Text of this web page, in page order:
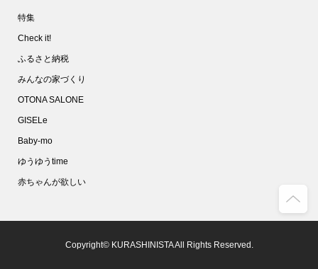
特集
Check it!
ふるさと納税
みんなの家づくり
OTONA SALONE
GISELe
Baby-mo
ゆうゆうtime
赤ちゃんが欲しい
Copyright© KURASHINISTA All Rights Reserved.